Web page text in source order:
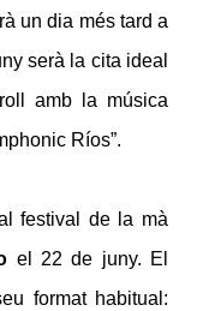
un dia més tard a
serà la cita ideal
amb la música
Ríos”.
festival de la mà
el 22 de juny. El
format habitual: